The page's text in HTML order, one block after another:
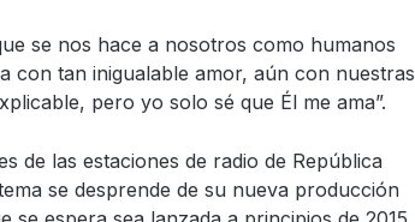
se nos hace a nosotros como humanos
con tan inigualable amor, aún con nuestras
pero yo solo sé que Él me ama”.
de las estaciones de radio de República
se desprende de su nueva producción